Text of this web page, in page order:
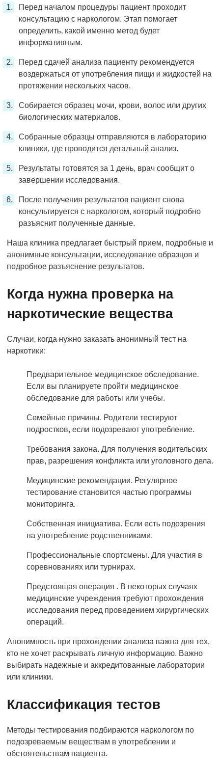
Перед началом процедуры пациент проходит
консультацию с наркологом. Этап помогает
определить, какой именно метод будет
информативным.
Перед сдачей анализа пациенту рекомендуется
воздержаться от употребления пищи и жидкостей на
протяжении нескольких часов.
Собирается образец мочи, крови, волос или других
биологических материалов.
Собранные образцы отправляются в лабораторию
клиники, где проводится детальный анализ.
Результаты готовятся за 1 день, врач сообщит о
завершении исследования.
После получения результатов пациент снова
консультируется с наркологом, который подробно
разъяснит полученные данные.
Наша клиника предлагает быстрый прием, подробные и
анонимные консультации, исследование образцов и
подробное разъяснение результатов.
Когда нужна проверка на
наркотические вещества
Случаи, когда нужно заказать анонимный тест на
наркотики:
Предварительное медицинское обследование.
Если вы планируете пройти медицинское
обследование для работы или учебы.
Семейные причины. Родители тестируют
подростков, если подозревают употребление.
Требования закона. Для получения водительских
прав, разрешения конфликта или уголовного дела.
Медицинские рекомендации. Регулярное
тестирование становится частью программы
мониторинга.
Собственная инициатива. Если есть подозрения
на употребление родственниками.
Профессиональные спортсмены. Для участия в
соревнованиях или турнирах.
Предстоящая операция . В некоторых случаях
медицинские учреждения требуют прохождения
исследования перед проведением хирургических
операций.
Анонимность при прохождении анализа важна для тех,
кто не хочет раскрывать личную информацию. Важно
выбирать надежные и аккредитованные лаборатории
или клиники.
Классификация тестов
Методы тестирования подбираются наркологом по
подозреваемым веществам в употреблении и
обстоятельствам пациента.